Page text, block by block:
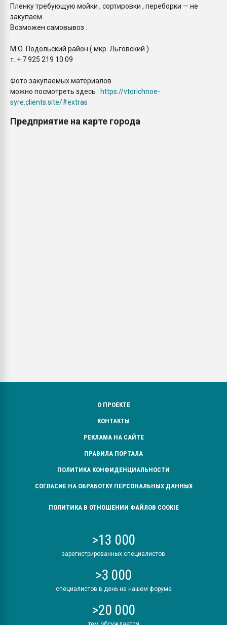
Пленку требующую мойки , сортировки , переборки — не
закупаем
Возможен самовывоз .
М.О. Подольский район ( мкр. Льговский ) .
т. + 7 925 219 10 09
Фото закупаемых материалов
можно посмотреть здесь : https://vtorichnoe-
syre.clients.site/#extras
Предприятие на карте города
О ПРОЕКТЕ
КОНТАКТЫ
РЕКЛАМА НА САЙТЕ
ПРАВИЛА ПОРТАЛА
ПОЛИТИКА КОНФИДЕНЦИАЛЬНОСТИ
СОГЛАСИЕ НА ОБРАБОТКУ ПЕРСОНАЛЬНЫХ ДАННЫХ
ПОЛИТИКА В ОТНОШЕНИИ ФАЙЛОВ COOKIE
>13 000
зарегистрированных специалистов
>3 000
специалистов в день на нашем форуме
>20 000